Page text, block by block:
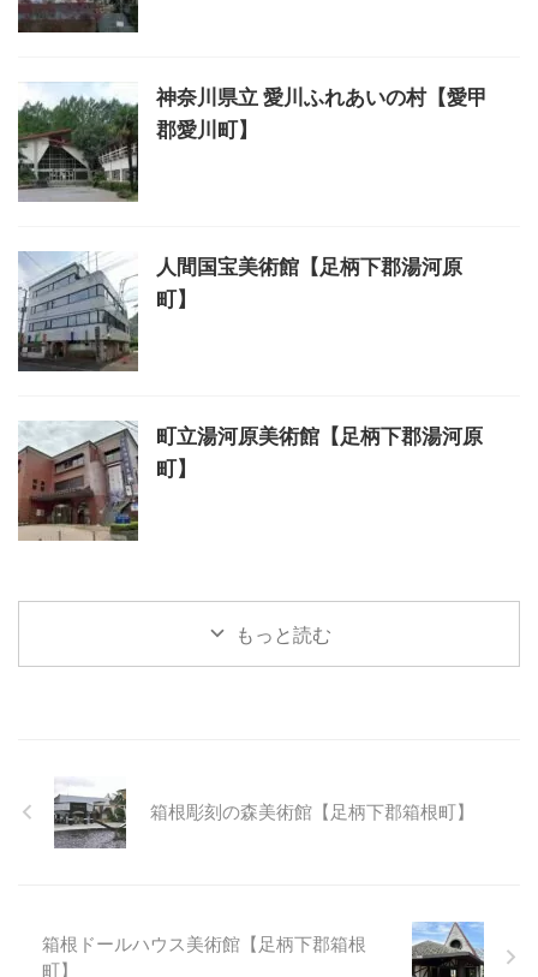
神奈川県立 愛川ふれあいの村【愛甲
郡愛川町】
人間国宝美術館【足柄下郡湯河原
町】
町立湯河原美術館【足柄下郡湯河原
町】
もっと読む
箱根彫刻の森美術館【足柄下郡箱根町】
箱根ドールハウス美術館【足柄下郡箱根
町】